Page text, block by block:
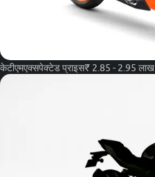
केटीएमएक्सपेक्टेड प्राइस₹ 2.85 - 2.95 लाख